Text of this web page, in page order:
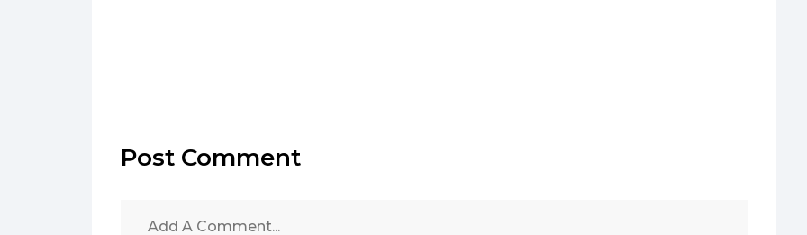
Post Comment